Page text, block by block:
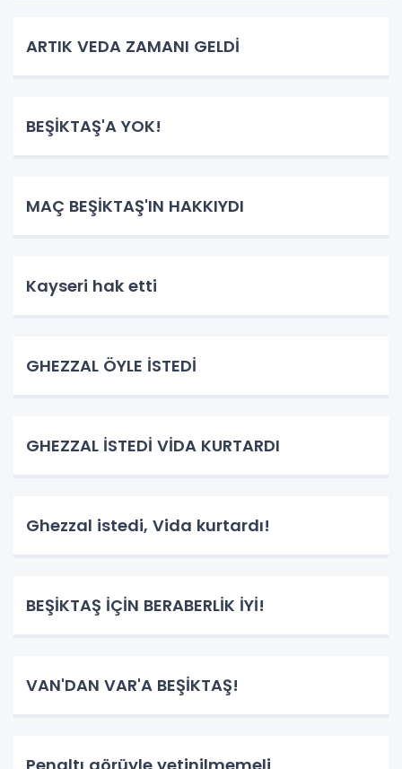
ARTIK VEDA ZAMANI GELDİ
BEŞİKTAŞ'A YOK!
MAÇ BEŞİKTAŞ'IN HAKKIYDI
Kayseri hak etti
GHEZZAL ÖYLE İSTEDİ
GHEZZAL İSTEDİ VİDA KURTARDI
Ghezzal istedi, Vida kurtardı!
BEŞİKTAŞ İÇİN BERABERLİK İYİ!
VAN'DAN VAR'A BEŞİKTAŞ!